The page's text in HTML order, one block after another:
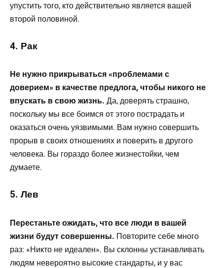
упустить того, кто действительно является вашей
второй половиной.
4. Рак
Не нужно прикрываться «проблемами с
доверием» в качестве предлога, чтобы никого не
впускать в свою жизнь. Да, доверять страшно,
поскольку мы все боимся от этого пострадать и
оказаться очень уязвимыми. Вам нужно совершить
прорыв в своих отношениях и поверить в другого
человека. Вы гораздо более жизнестойки, чем
думаете.
5. Лев
Перестаньте ожидать, что все люди в вашей
жизни будут совершенны. Повторите себе много
раз: «Никто не идеален». Вы склонны устанавливать
людям невероятно высокие стандарты, и у вас